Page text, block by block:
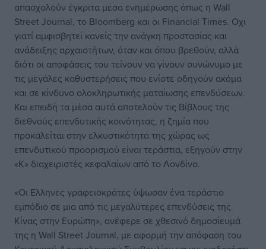
απασχολούν έγκριτα μέσα ενημέρωσης όπως η Wall
Street Journal, το Bloomberg και οι Financial Times. Οχι
γιατί αμφισβητεί κανείς την ανάγκη προστασίας και
ανάδειξης αρχαιοτήτων, όταν και όπου βρεθούν, αλλά
διότι οι αποφάσεις του τείνουν να γίνουν συνώνυμο με
τις μεγάλες καθυστερήσεις που ενίοτε οδηγούν ακόμα
και σε κίνδυνο ολοκληρωτικής ματαίωσης επενδύσεων.
Και επειδή τα μέσα αυτά αποτελούν τις Βίβλους της
διεθνούς επενδυτικής κοινότητας, η ζημία που
προκαλείται στην ελκυστικότητα της χώρας ως
επενδυτικού προορισμού είναι τεράστια, εξηγούν στην
«Κ» διαχειριστές κεφαλαίων από το Λονδίνο.
«Οι Ελληνες γραφειοκράτες ύψωσαν ένα τεράστιο
εμπόδιο σε μια από τις μεγαλύτερες επενδύσεις της
Κίνας στην Ευρώπη», ανέφερε σε χθεσινό δημοσίευμά
της η Wall Street Journal, με αφορμή την απόφαση του